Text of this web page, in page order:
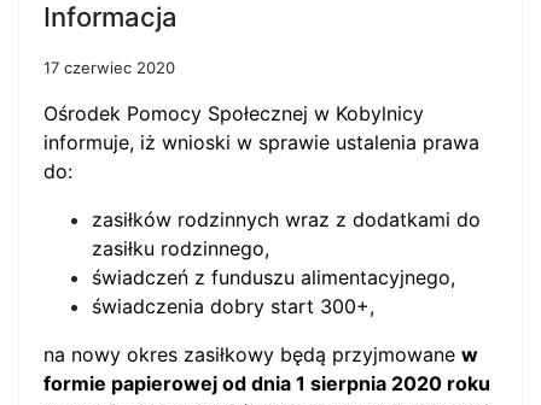
Informacja
17 czerwiec 2020
Ośrodek Pomocy Społecznej w Kobylnicy
informuje, iż wnioski w sprawie ustalenia prawa
do:
zasiłków rodzinnych wraz z dodatkami do
zasiłku rodzinnego,
świadczeń z funduszu alimentacyjnego,
świadczenia dobry start 300+,
na nowy okres zasiłkowy będą przyjmowane w
formie papierowej od dnia 1 sierpnia 2020 roku